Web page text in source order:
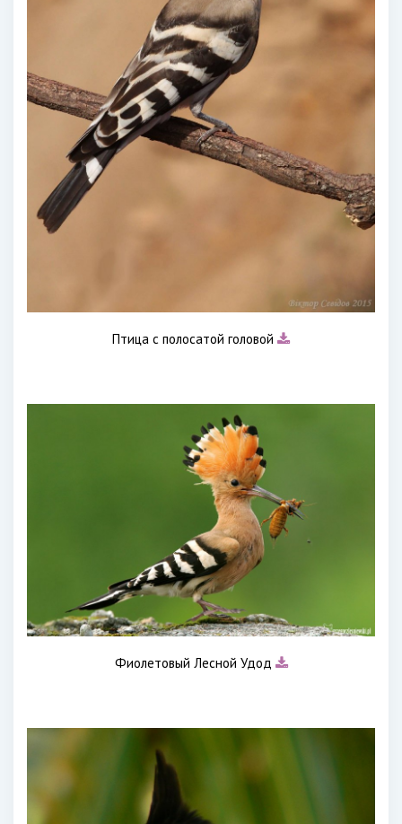
Птица с полосатой головой
Фиолетовый Лесной Удод